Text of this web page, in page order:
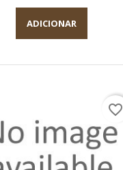
ADICIONAR
favorite_border